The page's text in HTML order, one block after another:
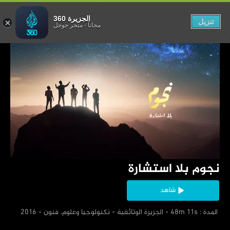
‏نجوم بلا استشارة
شاهد
‏ المدة : 48m 11s
‏الجزيرة الوثائقية ‏تكنولوجيا وعلوم، فنون
بلا استشارة
الجزيرة 360
مجاناً-متجر جوجل تنزيل